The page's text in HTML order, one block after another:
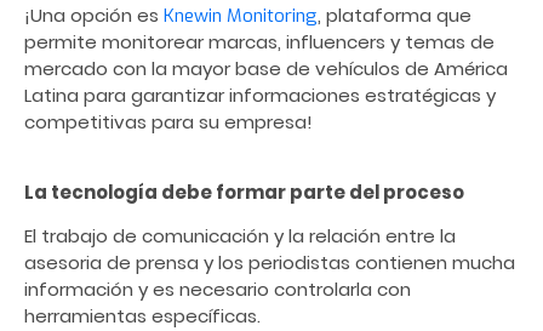
¡Una opción es Knewin Monitoring, plataforma que
permite monitorear marcas, influencers y temas de
mercado con la mayor base de vehículos de América
Latina para garantizar informaciones estratégicas y
competitivas para su empresa!
La tecnología debe formar parte del proceso
El trabajo de comunicación y la relación entre la
asesoria de prensa y los periodistas contienen mucha
información y es necesario controlarla con
herramientas específicas.